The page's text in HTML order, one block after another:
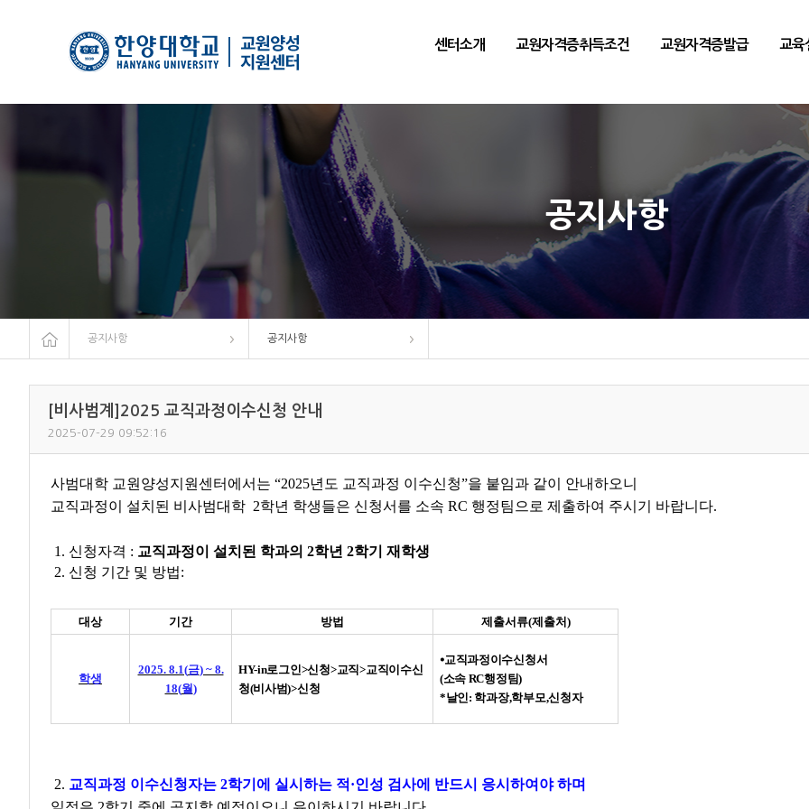
교원양성지원센터
센터소개 교원자격증취득조건 교원자격증발급 교육
공지사항
Home 공지사항 공지사항
[비사범계]2025 교직과정이수신청 안내
2025-07-29 09:52:16
사범대학 교원양성지원센터에서는 “2025년도 교직과정 이수신청”을 붙임과 같이 안내하오니
교직과정이 설치된 비사범대학 2학년 학생들은 신청서를 소속 RC 행정팀으로 제출하여 주시기 바랍니다.
1. 신청자격 : 교직과정이 설치된 학과의 2학년 2학기 재학생
2. 신청 기간 및 방법:
대상 기간 방법 제출서류(제출처 )
학생
2025. 8.1(금) ~ 8.
18(월)
HY-in로그인>신청>교직>교직이수신
청(비사범)>신청
⦁교직과정이수신청서
(소속 RC행정팀)
*날인: 학과장,학부모,신청자
2. 교직과정 이수신청자는 2학기에 실시하는 적·인성 검사에 반드시 응시하여야 하며